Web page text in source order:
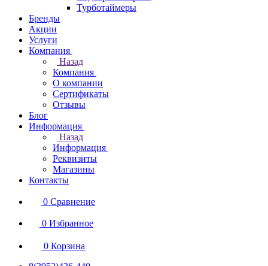
Турботаймеры
Бренды
Акции
Услуги
Компания
Назад
Компания
О компании
Сертификаты
Отзывы
Блог
Информация
Назад
Информация
Реквизиты
Магазины
Контакты
0 Сравнение
0 Избранное
0 Корзина